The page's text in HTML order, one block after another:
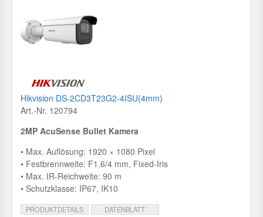
Hikvision DS-2CD3T23G2-4ISU(4mm)
Art.-Nr. 120794
2MP AcuSense Bullet Kamera
• Max. Auflösung: 1920 × 1080 Pixel
• Festbrennweite: F1.6/4 mm, Fixed-Iris
• Max. IR-Reichweite: 90 m
• Schutzklasse: IP67, IK10
PRODUKTDETAILS
DATENBLATT